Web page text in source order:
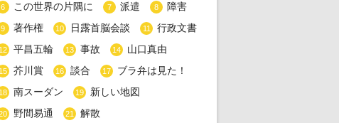
6 この世界の片隅に 7 派遣 8 障害
9 著作権 10 日露首脳会談 11 行政文書
12 平昌五輪 13 事故 14 山口真由
15 芥川賞 16 談合 17 ブラ弁は見た！
18 南スーダン 19 新しい地図
野間易通 21 解散